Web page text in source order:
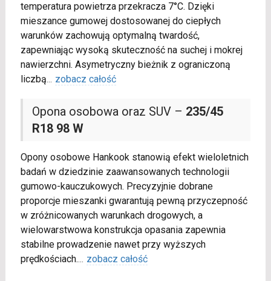
temperatura powietrza przekracza 7°C. Dzięki
mieszance gumowej dostosowanej do ciepłych
warunków zachowują optymalną twardość,
zapewniając wysoką skuteczność na suchej i mokrej
nawierzchni. Asymetryczny bieżnik z ograniczoną
liczbą... zobacz całość
Opona osobowa oraz SUV – 235/45
R18 98 W
Opony osobowe Hankook stanowią efekt wieloletnich
badań w dziedzinie zaawansowanych technologii
gumowo-kauczukowych. Precyzyjnie dobrane
proporcje mieszanki gwarantują pewną przyczepność
w zróżnicowanych warunkach drogowych, a
wielowarstwowa konstrukcja opasania zapewnia
stabilne prowadzenie nawet przy wyższych
prędkościach.... zobacz całość